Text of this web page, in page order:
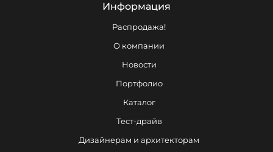
Информация
Распродажа!
О компании
Новости
Портфолио
Каталог
Тест-драйв
Дизайнерам и архитекторам